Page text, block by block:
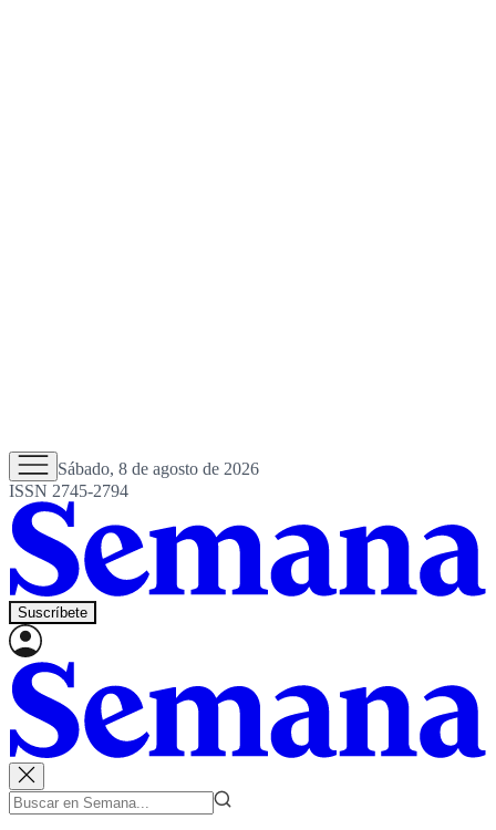
Sábado, 8 de agosto de 2026
ISSN 2745-2794
Suscríbete